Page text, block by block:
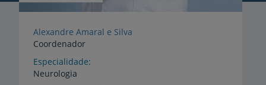
Alexandre Amaral e Silva
Coordenador
Especialidade
Neurologia